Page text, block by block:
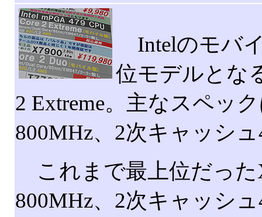
Intelのモバ
位モデルとな
2 Extreme。主なスペッ
800MHz、2次キャッシ
これまで最上位だった
800MHz、2次キャッシ